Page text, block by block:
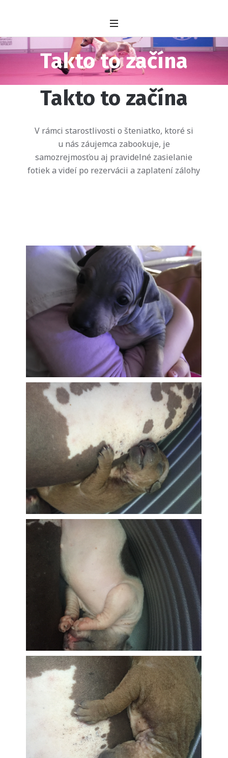
Takto to začína
Takto to začína
V rámci starostlivosti o šteniatko, ktoré si
u nás záujemca zabookuje, je
samozrejmosťou aj pravidelné zasielanie
fotiek a videí po rezervácii a zaplatení zálohy